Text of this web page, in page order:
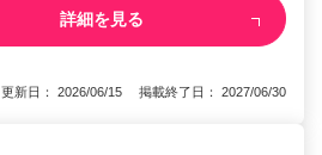
詳細を見る
更新日： 2026/06/15 掲載終了日： 2027/06/30